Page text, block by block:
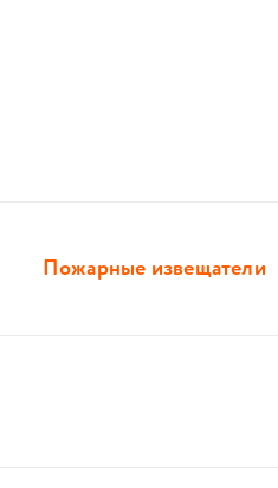
Пожарные извещатели